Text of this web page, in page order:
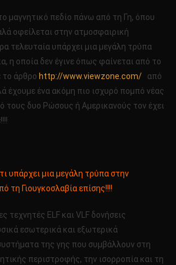
μαγνητικό πεδίο πάνω από τη Γη, όπου
οφείλεται στην ατμοσφαιρική
τελευταία υπάρχει μια μεγάλη τρύπα
η οποία δεν έγινε όπως φαίνεται από το
το άρθρο http://www.viewzone.com/από
έχουμε ένα ακόμη πιο ισχυρό πομπό νέας
τους δυο Ρώσους ή Αμερικανούς τον έχει
υπάρχει μια μεγάλη τρύπα στην
τη Γιουγκοσλαβία επίσης!!!!
τεχνητές ELF και VLF δονήσεις
εσωτερικά και εξωτερικά
της γης που συμβάλλουν στη
περιστροφής, την ισορροπία και τη